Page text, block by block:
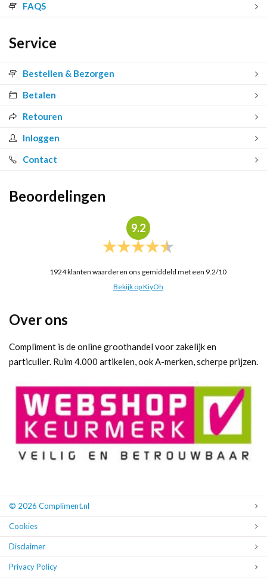
FAQS
Service
Bestellen & Bezorgen
Betalen
Retouren
Inloggen
Contact
Beoordelingen
9.2
1924klanten waarderen ons gemiddeld met een 9.2/10
Bekijk op KiyOh
Over ons
Compliment is de online groothandel voor zakelijk en
particulier. Ruim 4.000 artikelen, ook A-merken, scherpe prijzen.
© 2026 Compliment.nl
Cookies
Disclaimer
Privacy Policy